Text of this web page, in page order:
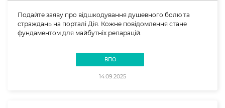
Подайте заяву про відшкодування душевного болю та
страждань на порталі Дія. Кожне повідомлення стане
фундаментом для майбутніх репарацій.
ВПО
14.09.2025